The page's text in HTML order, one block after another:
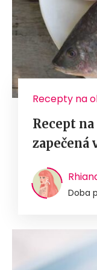
Recepty na
Recept
zapečená
Doba